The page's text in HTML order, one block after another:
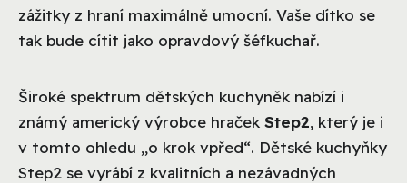
zážitky z hraní maximálně umocní. Vaše dítko se
tak bude cítit jako opravdový šéfkuchař.
Široké spektrum dětských kuchyněk nabízí i
známý americký výrobce hraček Step2, který je i
v tomto ohledu „o krok vpřed“. Dětské kuchyňky
Step2 se vyrábí z kvalitních a nezávadných